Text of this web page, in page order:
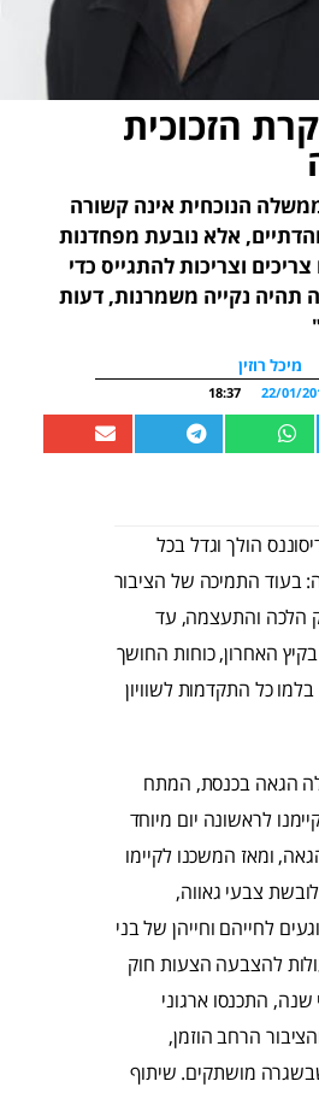
הזכוכית
הנוכחית אינה קשורה
אלא נובעת מפחדנות
וצריכות להתגייס כדי
נקייה משמרנות, דעות
מיכל רוזין
22/01/
18:37
בדיסוננס הולך וגדל בכל
בעוד התמיכה של הציבור
הלכה והתעצמה, עד
האחרון, כוחות החושך
כל התקדמות לשוויון
הגאה בכנסת, המתח
בולט מתמיד. ב2016 קיימנו לראשונה יום מיוחד
ומאז המשכנו לקיימו
צבעי גאווה,
לחייהם וחייהן של בני
להצבעה הצעות חוק
שנה, התכנסו ארגוני
הרחב הוזמן,
מושתקים. שיתוף